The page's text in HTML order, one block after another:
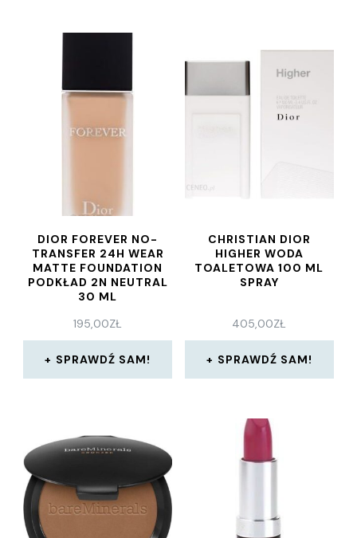
DIOR FOREVER NO-
TRANSFER 24H WEAR
MATTE FOUNDATION
PODKŁAD 2N NEUTRAL
30 ML
195,00ZŁ
SPRAWDŹ SAM!
CHRISTIAN DIOR
HIGHER WODA
TOALETOWA 100 ML
SPRAY
405,00ZŁ
SPRAWDŹ SAM!